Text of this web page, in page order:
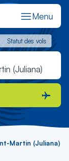
Menu
Statut des vols
Statut des vols
Martin (Juliana)